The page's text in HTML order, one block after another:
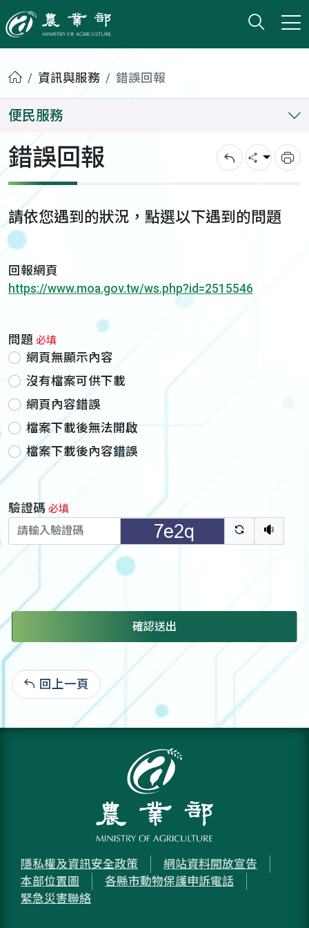
農業部
打開
小版
首頁資訊與服務 錯誤回報
便民服務
錯誤回報 回上一頁
分享 列
請依您遇到的狀況，點選以下遇到的問題
回報網頁
https://www.moa.gov.tw/ws.php?id=2515546
問題 必填
網頁無顯示內容
沒有檔案可供下載
網頁內容錯誤
檔案下載後無法開啟
檔案下載後內容錯誤
驗證碼 必填
驗證碼重新
聽語
確認送出
回上一頁
隱私權及資訊安全政策
網站資料開放宣告
本部位置圖
各縣市動物保護申訴電話
緊急災害聯絡